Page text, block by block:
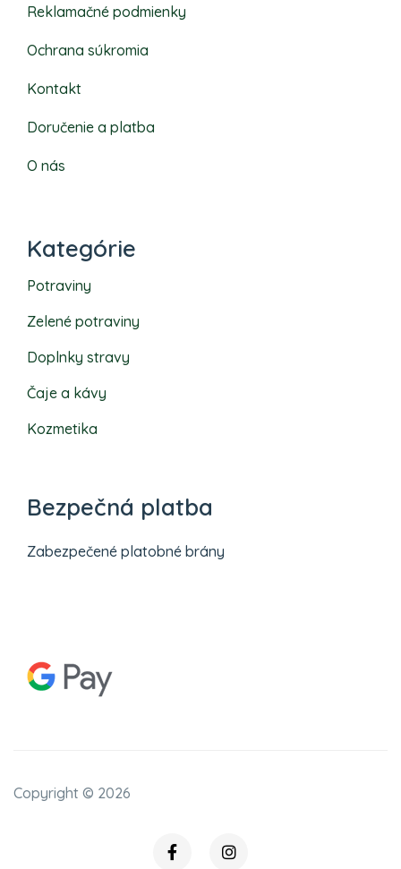
Reklamačné podmienky
Ochrana súkromia
Kontakt
Doručenie a platba
O nás
Kategórie
Potraviny
Zelené potraviny
Doplnky stravy
Čaje a kávy
Kozmetika
Bezpečná platba
Zabezpečené platobné brány
Copyright © 2026